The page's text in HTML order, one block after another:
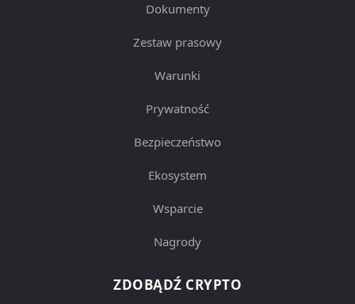
Dokumenty
Zestaw prasowy
Warunki
Prywatność
Bezpieczeństwo
Ekosystem
Wsparcie
Nagrody
ZDOBĄDŹ CRYPTO